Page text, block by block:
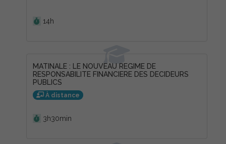
14h
MATINALE : LE NOUVEAU REGIME DE
RESPONSABILITE FINANCIERE DES DECIDEURS
PUBLICS
À distance
3h30min